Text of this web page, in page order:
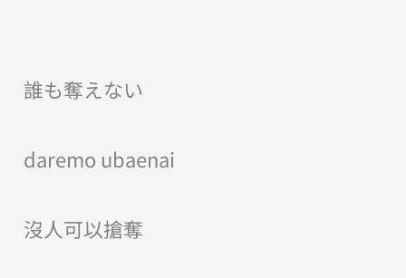
誰も奪えない
daremo ubaenai
沒人可以搶奪